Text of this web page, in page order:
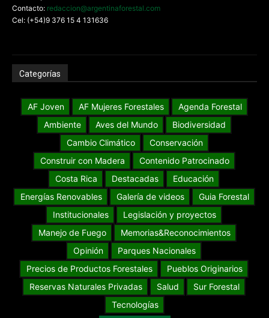
Contacto: redaccion@argentinaforestal.com
Cel: (+54)9 376 15 4 131636
Categorías
AF Joven AF Mujeres Forestales
Agenda Forestal
Ambiente
Aves del Mundo
Biodiversidad
Cambio Climático
Conservación
Construir con Madera
Contenido Patrocinado
Costa Rica
Destacadas
Educación
Energías Renovables
Galería de videos
Guia Forestal
Institucionales
Legislación y proyectos
Manejo de Fuego
Memorias&Reconocimientos
Opinión
Parques Nacionales
Precios de Productos Forestales
Pueblos Originarios
Reservas Naturales Privadas
Salud
Sur Forestal
Tecnologías